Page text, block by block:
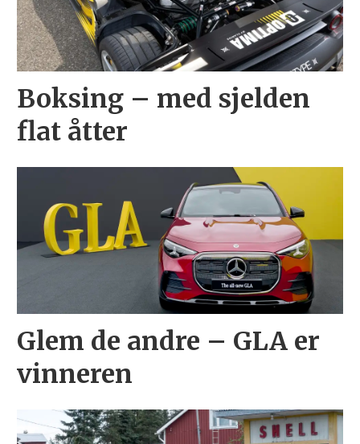
Boksing – med sjelden
flat åtter
Glem de andre – GLA er
vinneren